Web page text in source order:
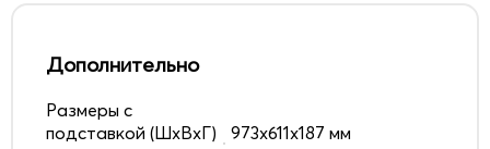
Дополнительно
Размеры с
подставкой (ШxВxГ)
973x611x187 мм